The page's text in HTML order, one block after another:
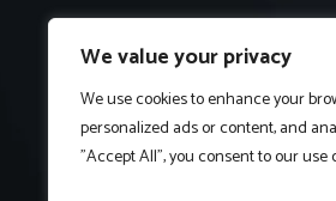
We value your privacy
We use cookies to enhance your
personalized ads or content, and
"Accept All", you consent to our use